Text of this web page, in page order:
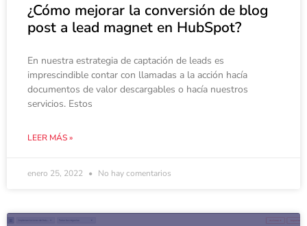
¿Cómo mejorar la conversión de blog
post a lead magnet en HubSpot?
En nuestra estrategia de captación de leads es
imprescindible contar con llamadas a la acción hacía
documentos de valor descargables o hacía nuestros
servicios. Estos
LEER MÁS »
enero 25, 2022 No hay comentarios